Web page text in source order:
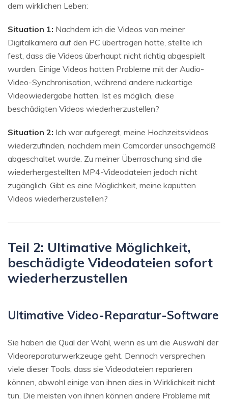
dem wirklichen Leben:
Situation 1: Nachdem ich die Videos von meiner
Digitalkamera auf den PC übertragen hatte, stellte ich
fest, dass die Videos überhaupt nicht richtig abgespielt
wurden. Einige Videos hatten Probleme mit der Audio-
Video-Synchronisation, während andere ruckartige
Videowiedergabe hatten. Ist es möglich, diese
beschädigten Videos wiederherzustellen?
Situation 2: Ich war aufgeregt, meine Hochzeitsvideos
wiederzufinden, nachdem mein Camcorder unsachgemäß
abgeschaltet wurde. Zu meiner Überraschung sind die
wiederhergestellten MP4-Videodateien jedoch nicht
zugänglich. Gibt es eine Möglichkeit, meine kaputten
Videos wiederherzustellen?
Teil 2: Ultimative Möglichkeit,
beschädigte Videodateien sofort
wiederherzustellen
Ultimative Video-Reparatur-Software
Sie haben die Qual der Wahl, wenn es um die Auswahl der
Videoreparaturwerkzeuge geht. Dennoch versprechen
viele dieser Tools, dass sie Videodateien reparieren
können, obwohl einige von ihnen dies in Wirklichkeit nicht
tun. Die meisten von ihnen können andere Probleme mit